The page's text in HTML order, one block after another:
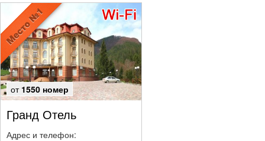
от 1550 номер
Гранд Отель
Адрес и телефон: